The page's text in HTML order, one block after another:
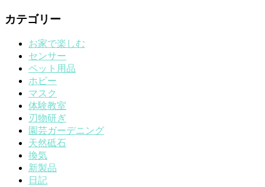
カテゴリー
お家で楽しむ
センサー
ペット用品
ホビー
マスク
体験教室
刃物研ぎ
園芸ガーデニング
天然砥石
換気
新製品
日記